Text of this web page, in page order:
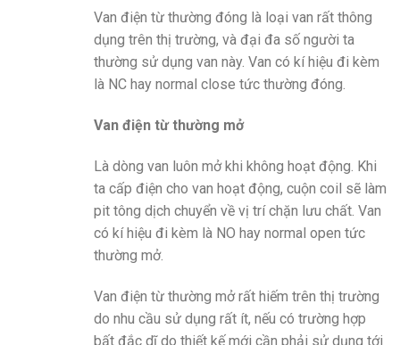
Van điện từ thường đóng là loại van rất thông
dụng trên thị trường, và đại đa số người ta
thường sử dụng van này. Van có kí hiệu đi kèm
là NC hay normal close tức thường đóng.
Van điện từ thường mở
Là dòng van luôn mở khi không hoạt động. Khi
ta cấp điện cho van hoạt động, cuộn coil sẽ làm
pit tông dịch chuyển về vị trí chặn lưu chất. Van
có kí hiệu đi kèm là NO hay normal open tức
thường mở.
Van điện từ thường mở rất hiếm trên thị trường
do nhu cầu sử dụng rất ít, nếu có trường hợp
bất đắc dĩ do thiết kế mới cần phải sử dụng tới